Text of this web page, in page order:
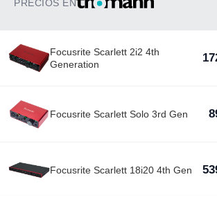
PRECIOS EN
Focusrite Scarlett 2i2 4th
Generation
Focusrite Scarlett Solo 3rd Gen
Focusrite Scarlett 18i20 4th Gen